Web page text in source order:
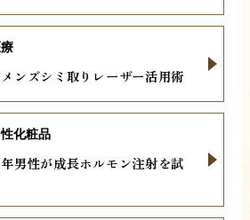
ンズシミ取りレーザー活用術
男性が成長ホルモン注射を試
化粧品